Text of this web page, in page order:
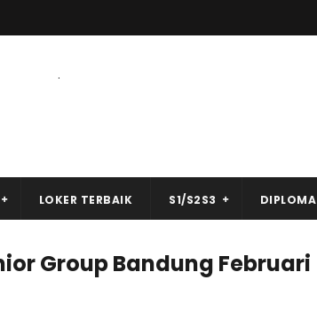
.
LOKER TERBAIK S1/S2S3 DIPLOMA
Group Bandung Februari